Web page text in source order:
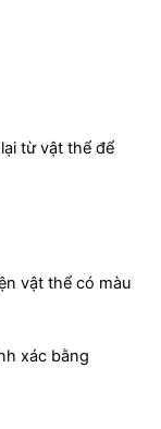
từ vật thể để
vật thể có màu
xác bằng